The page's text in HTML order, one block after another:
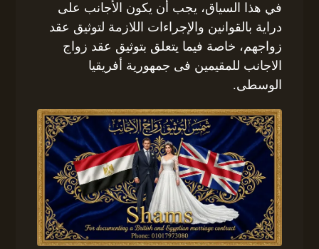
في هذا السياق، يجب أن يكون الأجانب على
دراية بالقوانين والإجراءات اللازمة لتوثيق عقد
زواجهم، خاصة فيما يتعلق بتوثيق عقد زواج
الاجانب للمقيمين فى جمهورية أفريقيا
الوسطى.